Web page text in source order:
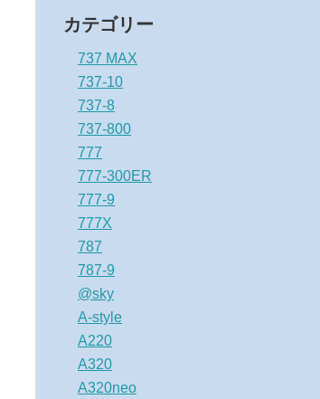
カテゴリー
737 MAX
737-10
737-8
737-800
777
777-300ER
777-9
777X
787
787-9
@sky
A-style
A220
A320
A320neo